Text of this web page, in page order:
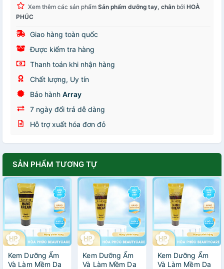
Xem thêm các sản phẩm Sản phẩm dưỡng tay, chân bởi HOÀ
PHÚC
Giao hàng toàn quốc
Được kiểm tra hàng
Thanh toán khi nhận hàng
Chất lượng, Uy tín
Bảo hành Array
7 ngày đổi trả dễ dàng
Hỗ trợ xuất hóa đơn đỏ
SẢN PHẨM TƯƠNG TỰ
Kem Dưỡng Ẩm
Và Làm Mềm Da
Kem Dưỡng Ẩm
Và Làm Mềm Da
Kem Dưỡng Ẩm
Và Làm Mềm Da